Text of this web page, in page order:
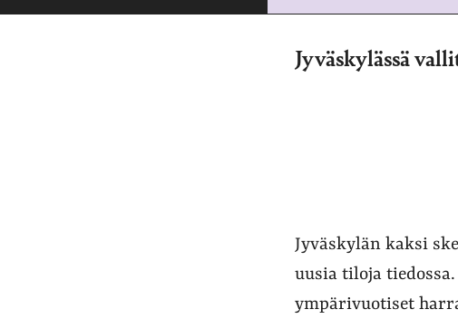
Jyväskylässä
Jyväskylän kaksi
uusia tiloja
ympärivuotiset